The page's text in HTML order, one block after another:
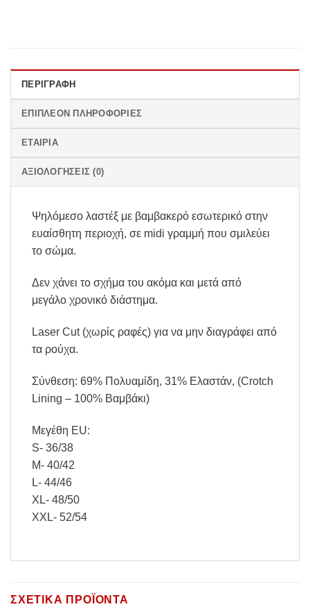
ΠΕΡΙΓΡΑΦΉ
ΕΠΙΠΛΈΟΝ ΠΛΗΡΟΦΟΡΊΕΣ
ΕΤΑΙΡΊΑ
ΑΞΙΟΛΟΓΉΣΕΙΣ (0)
Ψηλόμεσο λαστέξ με βαμβακερό εσωτερικό στην
ευαίσθητη περιοχή, σε midi γραμμή που σμιλεύει
το σώμα.
Δεν χάνει το σχήμα του ακόμα και μετά από
μεγάλο χρονικό διάστημα.
Laser Cut (χωρίς ραφές) για να μην διαγράφει από
τα ρούχα.
Σύνθεση: 69% Πολυαμίδη, 31% Ελαστάν, (Crotch
Lining – 100% Βαμβάκι)
Μεγέθη EU:
S- 36/38
M- 40/42
L- 44/46
XL- 48/50
XXL- 52/54
ΣΧΕΤΙΚΆ ΠΡΟΪΌΝΤΑ